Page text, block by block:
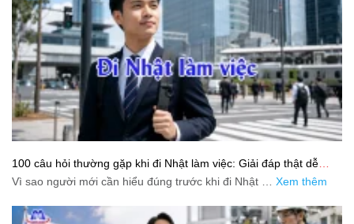
100 câu hỏi thường gặp khi đi Nhật làm việc: Giải đáp thật dễ
hiểu cho người mới bắt đầu
Vì sao người mới cần hiểu đúng trước khi đi Nhật … Xem thêm